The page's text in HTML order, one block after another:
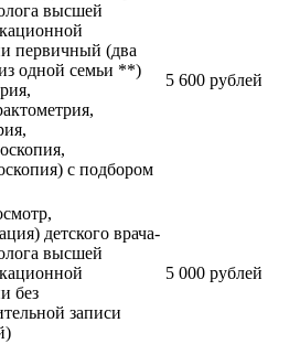
высшей
первичный (два
одной семьи **)
с подбором
5 600 рублей
детского врача-
высшей
без
записи
5 000 рублей